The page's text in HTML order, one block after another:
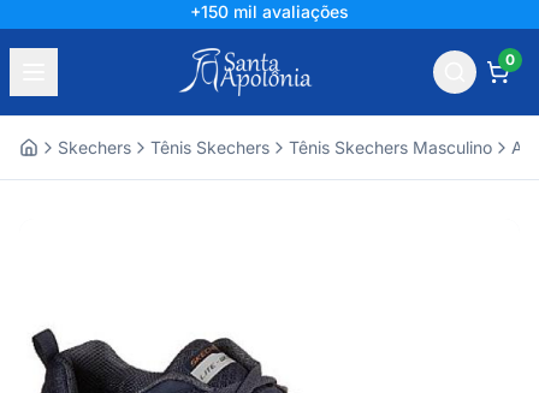
+150 mil avaliações
0
Skechers Tênis Skechers Tênis Skechers Masculino